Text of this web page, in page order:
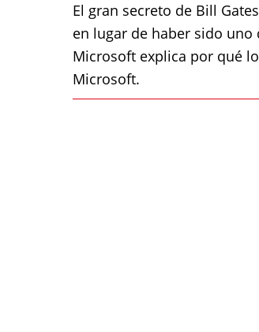
El gran secreto de Bill
en lugar de haber sido uno
Microsoft explica por qué
Microsoft.